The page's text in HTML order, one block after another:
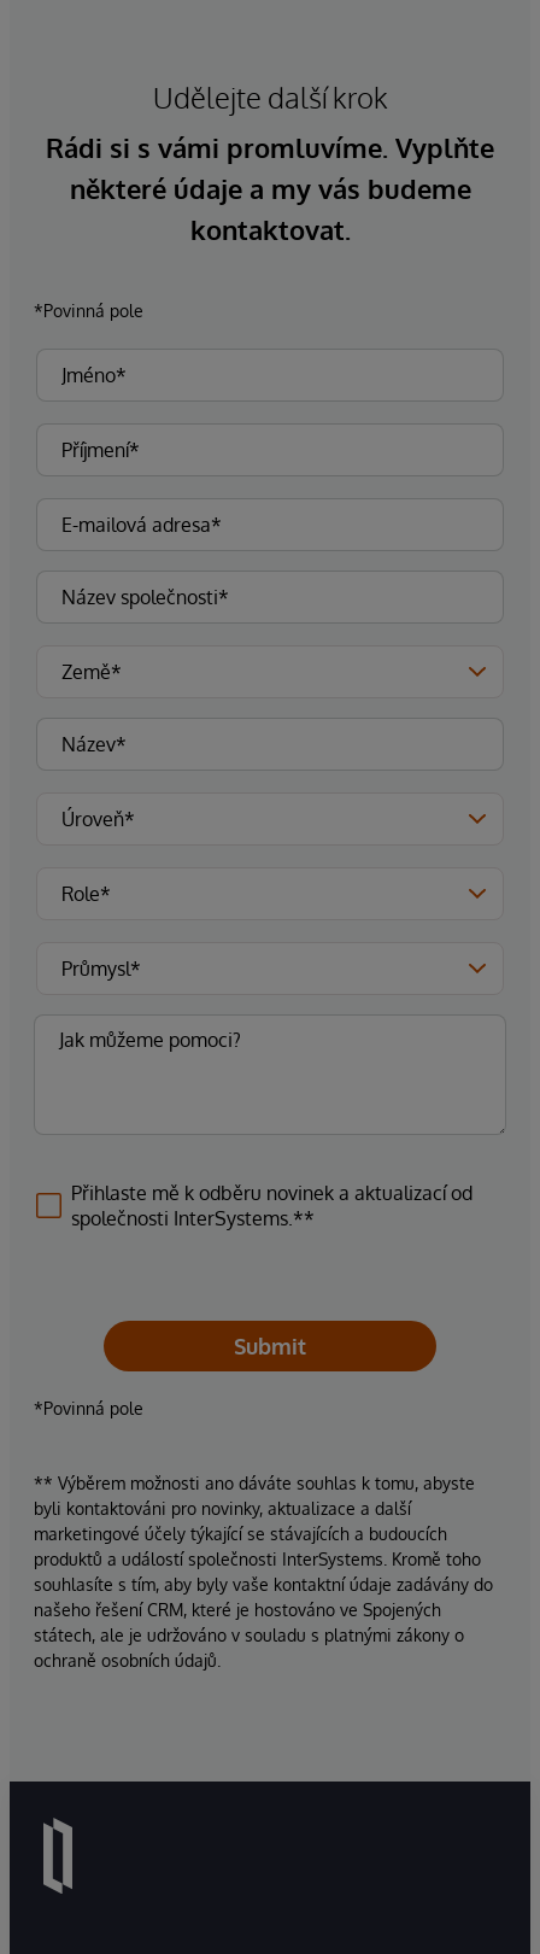
Udělejte další krok
Rádi si s vámi promluvíme. Vyplňte
některé údaje a my vás budeme
kontaktovat.
*Povinná pole
Přihlaste mě k odběru novinek a aktualizací od
společnosti InterSystems.**
Submit
*Povinná pole
** Výběrem možnosti ano dáváte souhlas k tomu, abyste
byli kontaktováni pro novinky, aktualizace a další
marketingové účely týkající se stávajících a budoucích
produktů a událostí společnosti InterSystems. Kromě toho
souhlasíte s tím, aby byly vaše kontaktní údaje zadávány do
našeho řešení CRM, které je hostováno ve Spojených
státech, ale je udržováno v souladu s platnými zákony o
ochraně osobních údajů.